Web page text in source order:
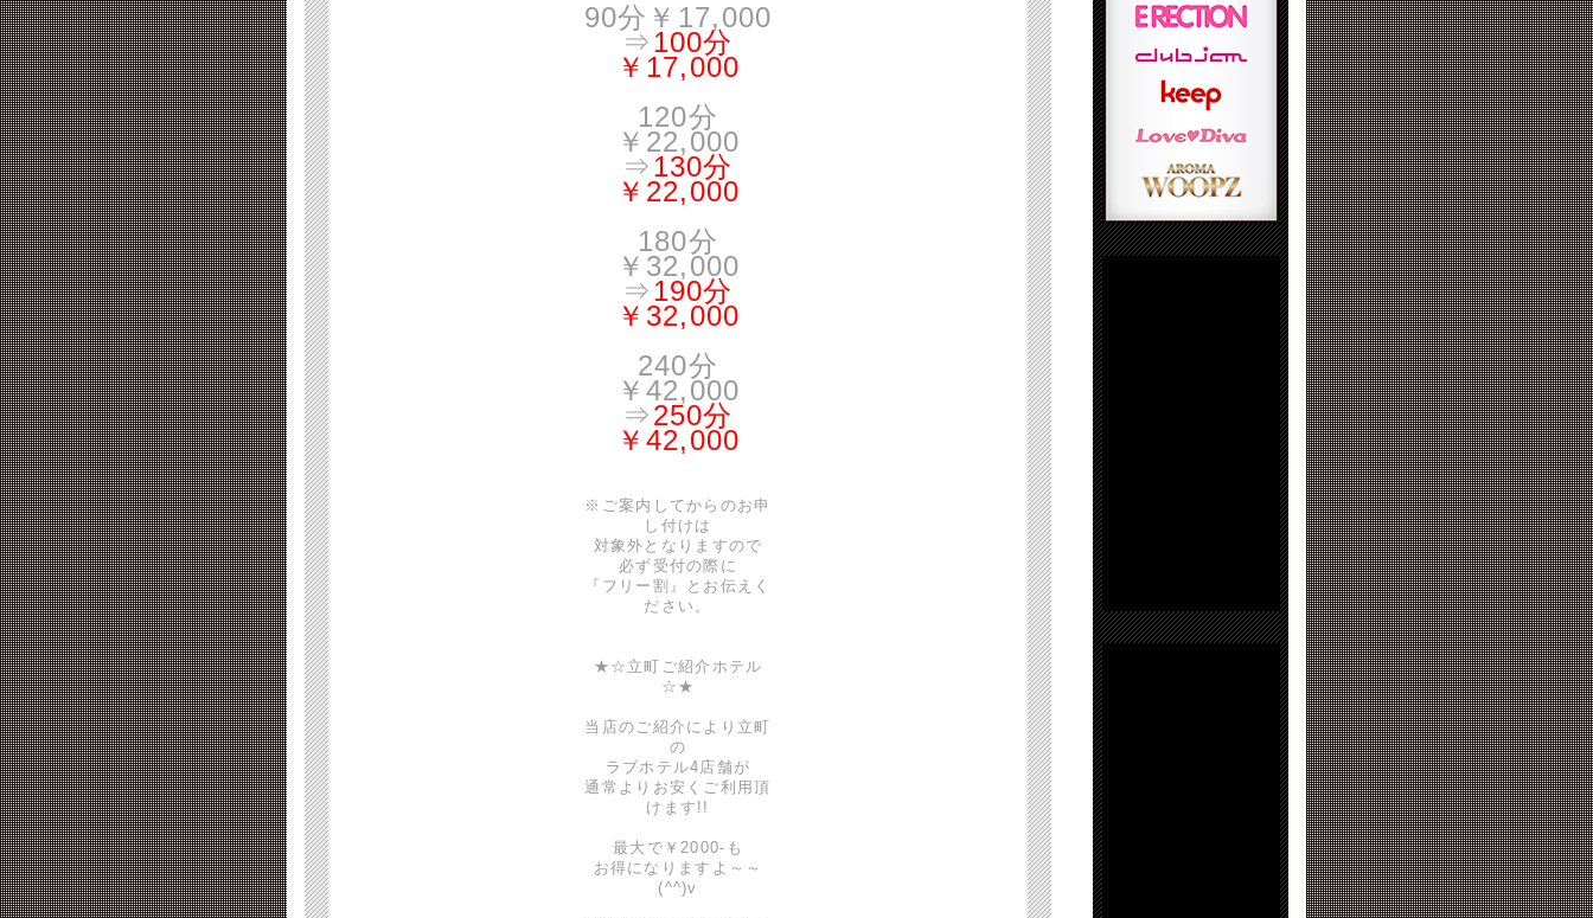
90分￥17,000
⇒100分
￥17,000
120分
￥22,000
⇒130分
￥22,000
180分
￥32,000
⇒190分
￥32,000
240分
￥42,000
⇒250分
￥42,000
※ご案内してからのお申
し付けは
対象外となりますので
必ず受付の際に
『フリー割』とお伝えく
ださい。
★☆立町ご紹介ホテル
☆★
当店のご紹介により立町
の
ラブホテル4店舗が
通常よりお安くご利用頂
けます!!
最大で￥2000-も
お得になりますよ～～
(^^)v